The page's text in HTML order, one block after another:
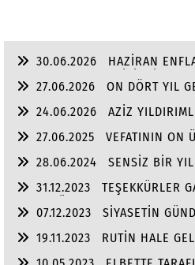
30.06.2026
HAZİRAN
VE ALTINDA YILIN, İKİNCİ YARI
27.06.2026
ON DÖRT YIL
24.06.2026
AZİZ
27.06.2025
VEFATININ ON
28.06.2024
SENSİZ BİR
31.12.2023
TEŞEKKÜRLER
TEŞEKKÜRLER FENER BAHÇE!
07.12.2023
SİYASETİN
19.11.2023
RUTİN HALE